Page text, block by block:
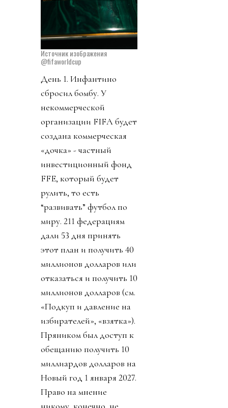
Источник изображения
@fifaworldcup
День 1. Инфантино
сбросил бомбу. У
некоммерческой
организации FIFA будет
создана коммерческая
«дочка» - частный
инвестиционный фонд
FFE, который будет
рулить, то есть
“развивать” футбол по
миру. 211 федерациям
дали 53 дня принять
этот план и получить 40
миллионов долларов или
отказаться и получить 10
миллионов долларов (см.
«Подкуп и давление на
избирателей», «взятка»).
Пряником был доступ к
обещанию получить 10
миллиардов долларов на
Новый год 1 января 2027.
Право на мнение